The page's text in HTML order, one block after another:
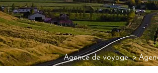
Agence de voyage